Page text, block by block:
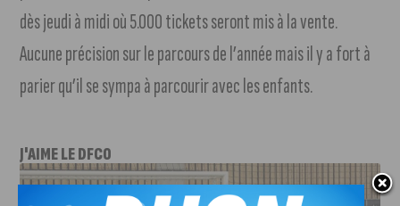
dès jeudi à midi où 5.000 tickets seront mis à la vente.
Aucune précision sur le parcours de l’année mais il y a fort à
parier qu’il se sympa à parcourir avec les enfants.
J'AIME LE DFCO